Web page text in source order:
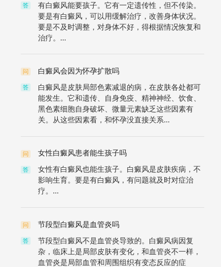
答
有白癜风能要孩子。它有一定遗传性，但不传染。
要是有白癜风，可以用缓解治疗，改善身体状况。
要是不及时调整，对身体不好，得根据情况恢复和
治疗。...
问 白癜风会因为怀孕扩散吗
答
白癜风是皮肤局部色素减退的病，在皮肤各处都可
能发生。它和遗传、自身免疫、精神神经、饮食、
黑色素细胞自身破坏、微量元素缺乏这些因素有
关。从这些因素看，和怀孕没直接关系...
问 女性白癜风患者能生孩子吗
答
女性有白癜风也能生孩子。白癜风是皮肤疾病，不
影响生育。要是有白癜风，有问题就及时对症治
疗。...
问 节段型白癜风是血管炎吗
答
节段型白癜风不是血管炎导致的。白癜风病因复
杂，临床上是局部皮肤有变化，和血管炎不一样，
血管炎是局部血管和周围组织有变态反应的症